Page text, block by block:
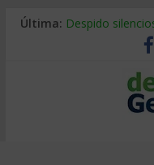
Última: Despido
La economía
Los 8 pasos de
Gestión de
IA y